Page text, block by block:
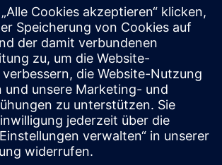
fundiertes Wissen und Einblicke in